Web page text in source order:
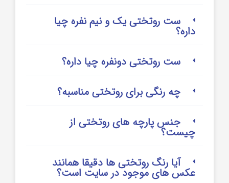
ست روتختی یک و نیم نفره چیا
داره؟
ست روتختی دونفره چیا داره؟
چه رنگی برای روتختی مناسبه؟
جنس پارچه های روتختی از
چیست؟
آیا رنگ روتختی ها دقیقا همانند
عکس های موجود در سایت است؟